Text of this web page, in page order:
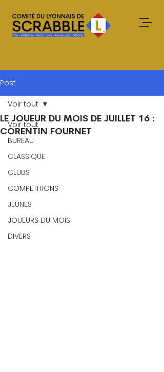
Post
Voir tout
BUREAU
CLASSIQUE
CLUBS
COMPETITIONS
JEUNES
JOUEURS DU MOIS
DIVERS
Voir tout
LE JOUEUR DU MOIS DE JUILLET 16 :
CORENTIN FOURNET